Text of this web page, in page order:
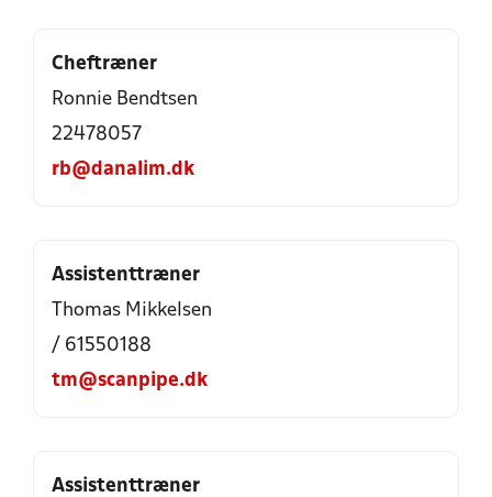
Cheftræner
Ronnie Bendtsen
22478057
rb@danalim.dk
Assistenttræner
Thomas Mikkelsen
/ 61550188
tm@scanpipe.dk
Assistenttræner